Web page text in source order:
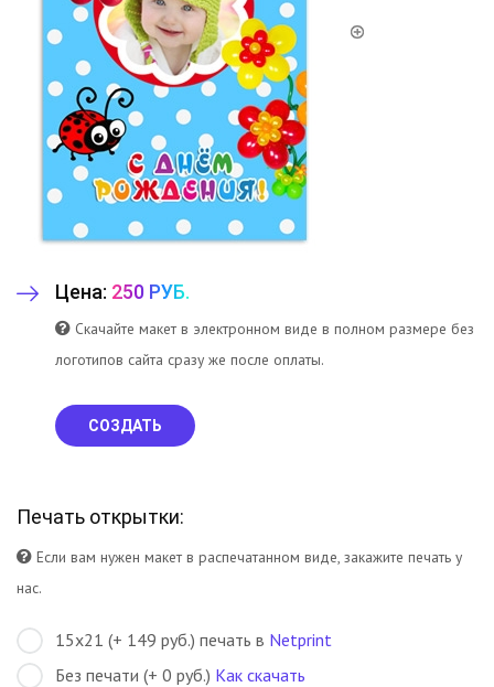
Цена: 250 РУБ.
Скачайте макет в электронном виде в полном размере без
логотипов сайта сразу же после оплаты.
СОЗДАТЬ
Печать открытки:
Если вам нужен макет в распечатанном виде, закажите печать у
нас.
15х21 (+ 149 руб.) печать в Netprint
Без печати (+ 0 руб.) Как скачать